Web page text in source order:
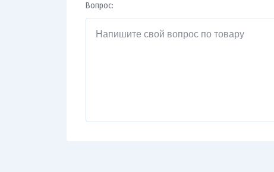
Вопрос: